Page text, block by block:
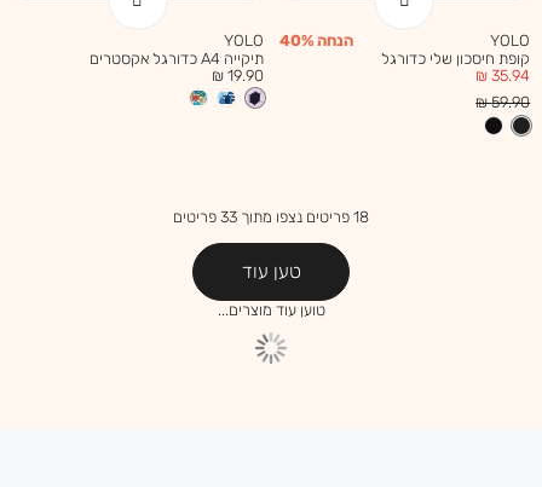
YOLO
הנחה 40%
קופת חיסכון שלי כדורגל
מחיר
מוצר
35.94 ₪
מחיר
רגיל
59.90 ₪
YOLO
תיקייה A4 כדורגל אקסטרים
מחיר
מוצר
19.90 ₪
18 פריטים נצפו מתוך 33 פריטים
טען עוד